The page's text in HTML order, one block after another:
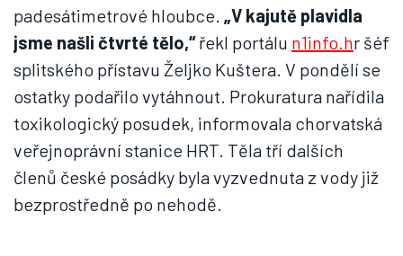
padesátimetrové hloubce. „V kajutě plavidla
jsme našli čtvrté tělo,“řekl portálu n1info.hr šéf
splitského přístavu Željko Kuštera. V pondělí se
ostatky podařilo vytáhnout. Prokuratura nařídila
toxikologický posudek, informovala chorvatská
veřejnoprávní stanice HRT. Těla tří dalších
členů české posádky byla vyzvednuta z vody již
bezprostředně po nehodě.